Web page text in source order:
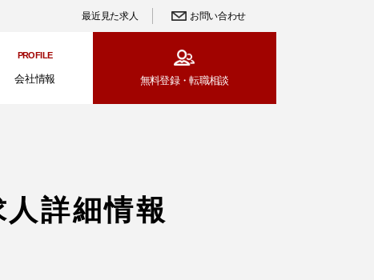
最近見た求人 お問い合わせ
PROFILE
会社情報 無料登録・転職相談
詳細情報